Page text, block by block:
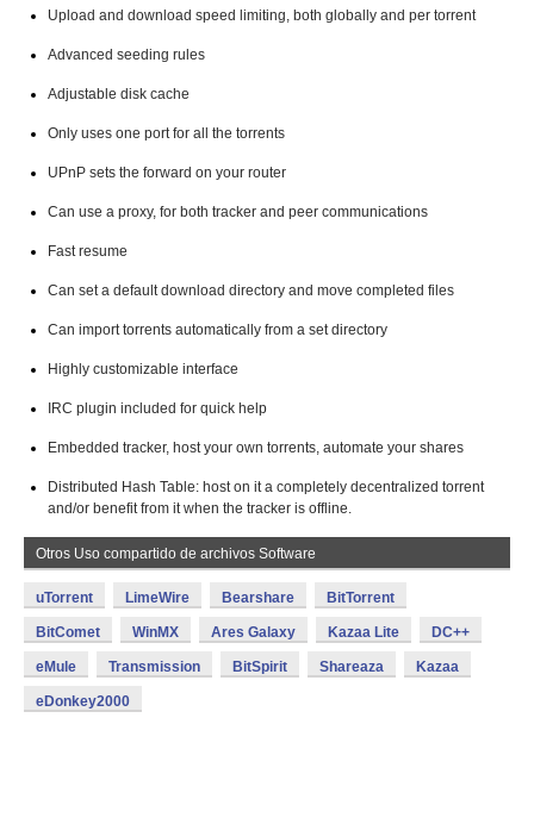
Upload and download speed limiting, both globally and per torrent
Advanced seeding rules
Adjustable disk cache
Only uses one port for all the torrents
UPnP sets the forward on your router
Can use a proxy, for both tracker and peer communications
Fast resume
Can set a default download directory and move completed files
Can import torrents automatically from a set directory
Highly customizable interface
IRC plugin included for quick help
Embedded tracker, host your own torrents, automate your shares
Distributed Hash Table: host on it a completely decentralized torrent
and/or benefit from it when the tracker is offline.
Otros Uso compartido de archivos Software
uTorrent LimeWire Bearshare BitTorrent
BitComet WinMX Ares Galaxy Kazaa Lite DC++
eMule Transmission BitSpirit Shareaza Kazaa
eDonkey2000